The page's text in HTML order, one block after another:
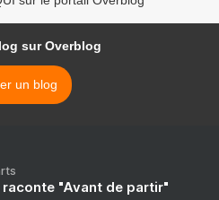
sur Overblog
un blog
raconte "Avant de partir"